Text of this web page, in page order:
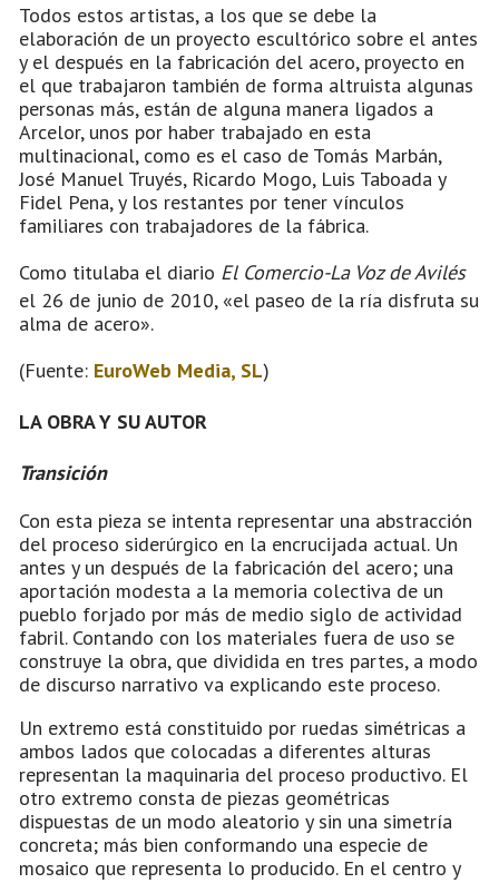
Todos estos artistas, a los que se debe la
elaboración de un proyecto escultórico sobre el antes
y el después en la fabricación del acero, proyecto en
el que trabajaron también de forma altruista algunas
personas más, están de alguna manera ligados a
Arcelor, unos por haber trabajado en esta
multinacional, como es el caso de Tomás Marbán,
José Manuel Truyés, Ricardo Mogo, Luis Taboada y
Fidel Pena, y los restantes por tener vínculos
familiares con trabajadores de la fábrica.
Como titulaba el diario El Comercio-La Voz de Avilés
el 26 de junio de 2010, «el paseo de la ría disfruta su
alma de acero».
(Fuente: EuroWeb Media, SL)
LA OBRA Y SU AUTOR
Transición
Con esta pieza se intenta representar una abstracción
del proceso siderúrgico en la encrucijada actual. Un
antes y un después de la fabricación del acero; una
aportación modesta a la memoria colectiva de un
pueblo forjado por más de medio siglo de actividad
fabril. Contando con los materiales fuera de uso se
construye la obra, que dividida en tres partes, a modo
de discurso narrativo va explicando este proceso.
Un extremo está constituido por ruedas simétricas a
ambos lados que colocadas a diferentes alturas
representan la maquinaria del proceso productivo. El
otro extremo consta de piezas geométricas
dispuestas de un modo aleatorio y sin una simetría
concreta; más bien conformando una especie de
mosaico que representa lo producido. En el centro y